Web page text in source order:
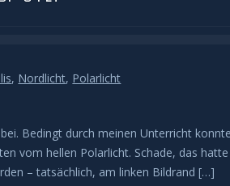
, Nordlicht, Polarlicht
Bedingt durch meinen Unterricht
vom hellen Polarlicht. Schade, das
– tatsächlich, am linken Bildrand […]